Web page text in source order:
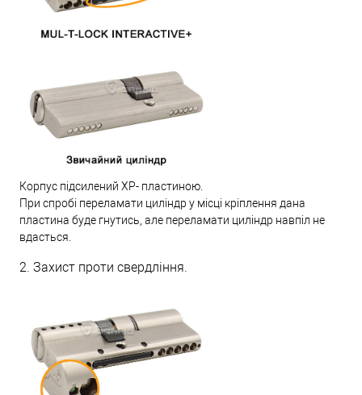
Корпус підсилений XP- пластиною.
При спробі переламати циліндр у місці кріплення дана
пластина буде гнутись, але переламати циліндр навпіл не
вдасться.
2. Захист проти свердління.